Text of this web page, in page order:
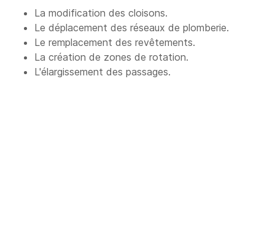
La modification des cloisons.
Le déplacement des réseaux de plomberie.
Le remplacement des revêtements.
La création de zones de rotation.
L'élargissement des passages.